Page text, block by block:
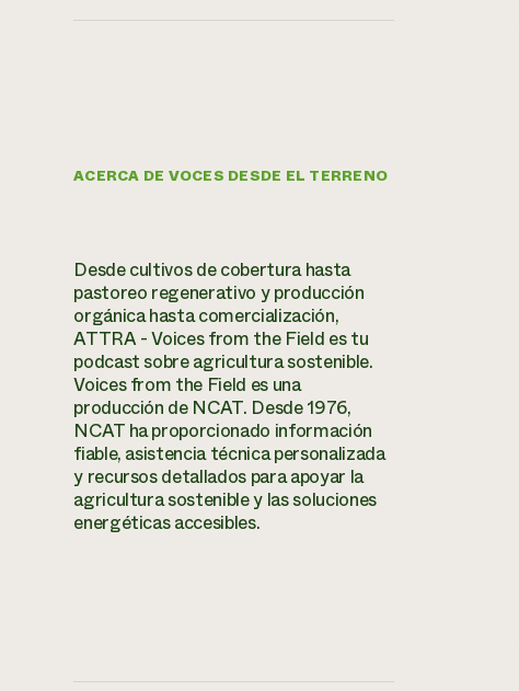
ACERCA DE VOCES DESDE EL TERRENO
Desde cultivos de cobertura hasta
pastoreo regenerativo y producción
orgánica hasta comercialización,
ATTRA - Voices from the Field es tu
podcast sobre agricultura sostenible.
Voices from the Field es una
producción de NCAT. Desde 1976,
NCAT ha proporcionado información
fiable, asistencia técnica personalizada
y recursos detallados para apoyar la
agricultura sostenible y las soluciones
energéticas accesibles.